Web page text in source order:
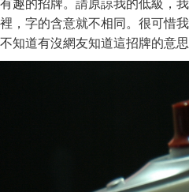
有趣的招牌。請原諒我的低級，
裡，字的含意就不相同。很可惜
不知道有沒網友知道這招牌的意思